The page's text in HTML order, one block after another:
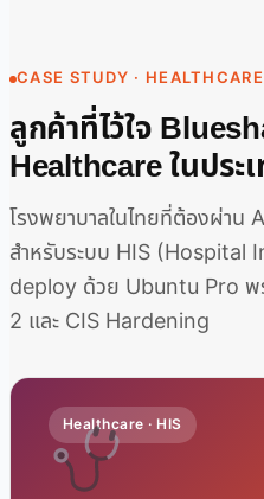
CASE STUDY · HEALTHCARE
ลูกค้าที่ไว้ใจ
Healthcare ในประ
โรงพยาบาลในไทยที่ต้องผ่า
สำหรับระบบ HIS
deploy ด้วย Ubuntu Pro
2 และ CIS Hardening
Healthcare · HIS